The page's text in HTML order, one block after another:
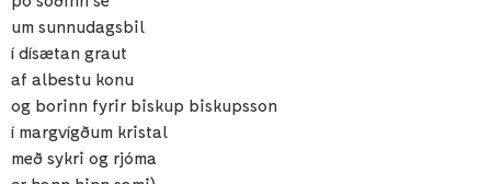
um sunnudagsbil
í dísætan graut
af albestu konu
og borinn fyrir biskup biskupsson
í margvígðum kristal
með sykri og rjóma